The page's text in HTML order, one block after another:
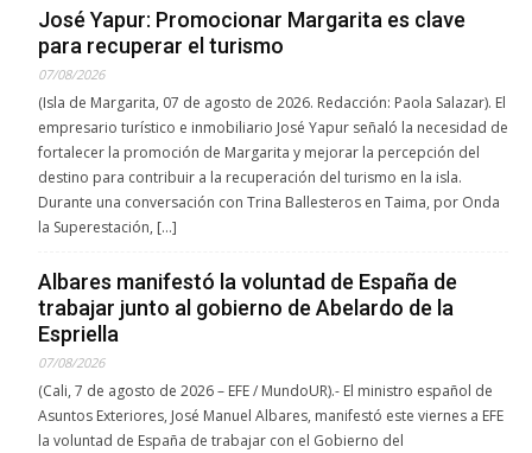
José Yapur: Promocionar Margarita es clave
para recuperar el turismo
07/08/2026
(Isla de Margarita, 07 de agosto de 2026. Redacción: Paola Salazar). El
empresario turístico e inmobiliario José Yapur señaló la necesidad de
fortalecer la promoción de Margarita y mejorar la percepción del
destino para contribuir a la recuperación del turismo en la isla.
Durante una conversación con Trina Ballesteros en Taima, por Onda
la Superestación, […]
Albares manifestó la voluntad de España de
trabajar junto al gobierno de Abelardo de la
Espriella
07/08/2026
(Cali, 7 de agosto de 2026 – EFE / MundoUR).- El ministro español de
Asuntos Exteriores, José Manuel Albares, manifestó este viernes a EFE
la voluntad de España de trabajar con el Gobierno del